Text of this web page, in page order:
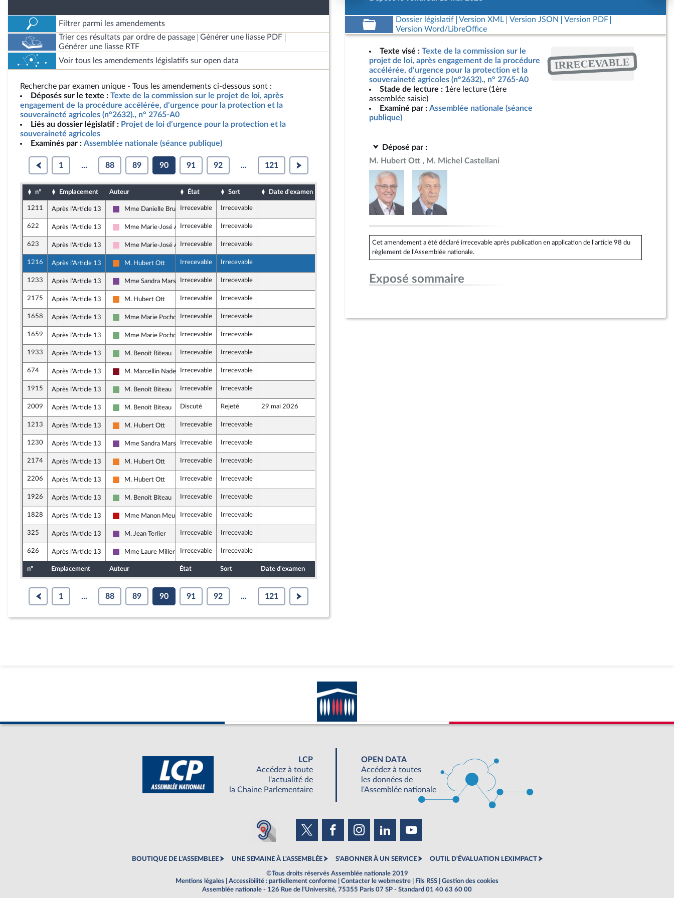
Filtrer parmi les amendements
Trier ces résultats par ordre de passage
Générer une liasse PDF
Générer une liasse RTF
Voir tous les amendements législatifs sur open data
Recherche par examen unique - Tous les amendements ci-dessous sont :
Déposés sur le texte : Texte de la commission sur le projet de loi, après
engagement de la procédure accélérée, d’urgence pour la protection et la
souveraineté agricoles (n°2632)., n° 2765-A0
Liés au dossier législatif : Projet de loi d’urgence pour la protection et la
souveraineté agricoles
Examinés par : Assemblée nationale (séance publique)
1 ... 88 89 90 91 92 ... 121
n° Emplacement Auteur État Sort Date d'examen
1211 Après l'Article 13
Ensemble pour la République
Mme Danielle BruleboisIrrecevable Irrecevable
622 Après l'Article 13
Socialistes et apparentés
Mme Marie-José Allemand
Irrecevable Irrecevable
623 Après l'Article 13
Socialistes et apparentés
Mme Marie-José Allemand
Irrecevable Irrecevable
1216 Après l'Article 13
Les Démocrates
M. Hubert Ott Irrecevable Irrecevable
1233 Après l'Article 13
Ensemble pour la République
Mme Sandra MarsaudIrrecevable Irrecevable
2175 Après l'Article 13
Les Démocrates
M. Hubert Ott Irrecevable Irrecevable
1658 Après l'Article 13
Écologiste et Social
Mme Marie Pochon Irrecevable Irrecevable
1659 Après l'Article 13
Écologiste et Social
Mme Marie Pochon Irrecevable Irrecevable
1933 Après l'Article 13
Écologiste et Social
M. Benoît Biteau Irrecevable Irrecevable
674 Après l'Article 13
Gauche Démocrate et Républicaine
M. Marcellin NadeauIrrecevable Irrecevable
1915 Après l'Article 13
Écologiste et Social
M. Benoît Biteau Irrecevable Irrecevable
2009 Après l'Article 13
Écologiste et Social
M. Benoît Biteau Discuté Rejeté 29 mai 2026
1213 Après l'Article 13
Les Démocrates
M. Hubert Ott Irrecevable Irrecevable
1230 Après l'Article 13
Ensemble pour la République
Mme Sandra MarsaudIrrecevable Irrecevable
2174 Après l'Article 13
Les Démocrates
M. Hubert Ott Irrecevable Irrecevable
2206 Après l'Article 13
Les Démocrates
M. Hubert Ott Irrecevable Irrecevable
1926 Après l'Article 13
Écologiste et Social
M. Benoît Biteau Irrecevable Irrecevable
1828 Après l'Article 13
La France insoumise - Nouveau Front Populaire
Mme Manon MeunierIrrecevable Irrecevable
325 Après l'Article 13
Ensemble pour la République
M. Jean Terlier Irrecevable Irrecevable
626 Après l'Article 13
Ensemble pour la République
Mme Laure Miller Irrecevable Irrecevable
n° Emplacement Auteur État Sort Date d'examen
1 ... 88 89 90 91 92 ... 121
Dossier législatif Version XML Version JSON
Version PDF
Version Word/LibreOffice
Texte visé : Texte de la commission sur le
projet de loi, après engagement de la procédure
accélérée, d’urgence pour la protection et la
souveraineté agricoles (n°2632)., n° 2765-A0
Stade de lecture : 1ère lecture (1ère
assemblée saisie)
Examiné par : Assemblée nationale (séance
publique)
IRRECEVABLE
Déposé par :
M. Hubert Ott
M. Michel Castellani
Cet amendement a été déclaré irrecevable après publication en application de l'article 98 du
règlement de l'Assemblée nationale.
Exposé sommaire
LCP
Accédez à toute
l'actualité de
la Chaine Parlementaire
OPEN DATA
Accédez à toutes
les données de
l'Assemblée nationale
BOUTIQUE DE L'ASSEMBLEE UNE SEMAINE À L'ASSEMBLÉE S'ABONNER À UN SERVICE OUTIL D'ÉVALUATION LEXIMPACT
©Tous droits réservés Assemblée nationale 2019
Mentions légales
Accessibilité : partiellement conforme Contacter le webmestre Fils RSS
Gestion des cookies
Assemblée nationale - 126 Rue de l'Université, 75355 Paris 07 SP - Standard 01 40 63 60 00